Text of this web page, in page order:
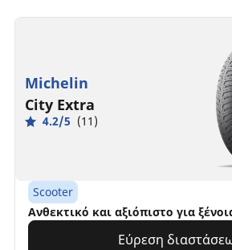
Michelin
City Extra
4.2/5 (11)
Scooter
Ανθεκτικό και αξιόπιστο για
Εύρεση